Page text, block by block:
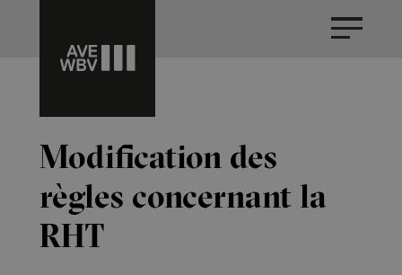
Modification des
règles concernant la
RHT